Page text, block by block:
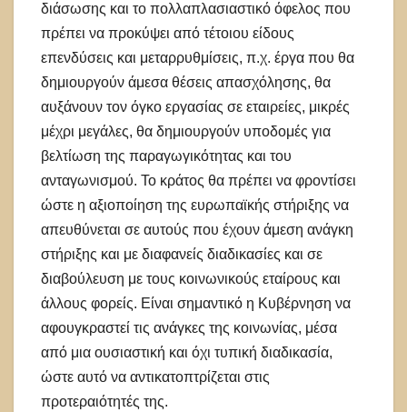
διάσωσης και το πολλαπλασιαστικό όφελος που
πρέπει να προκύψει από τέτοιου είδους
επενδύσεις και μεταρρυθμίσεις, π.χ. έργα που θα
δημιουργούν άμεσα θέσεις απασχόλησης, θα
αυξάνουν τον όγκο εργασίας σε εταιρείες, μικρές
μέχρι μεγάλες, θα δημιουργούν υποδομές για
βελτίωση της παραγωγικότητας και του
ανταγωνισμού. Το κράτος θα πρέπει να φροντίσει
ώστε η αξιοποίηση της ευρωπαϊκής στήριξης να
απευθύνεται σε αυτούς που έχουν άμεση ανάγκη
στήριξης και με διαφανείς διαδικασίες και σε
διαβούλευση με τους κοινωνικούς εταίρους και
άλλους φορείς. Είναι σημαντικό η Κυβέρνηση να
αφουγκραστεί τις ανάγκες της κοινωνίας, μέσα
από μια ουσιαστική και όχι τυπική διαδικασία,
ώστε αυτό να αντικατοπτρίζεται στις
προτεραιότητές της.